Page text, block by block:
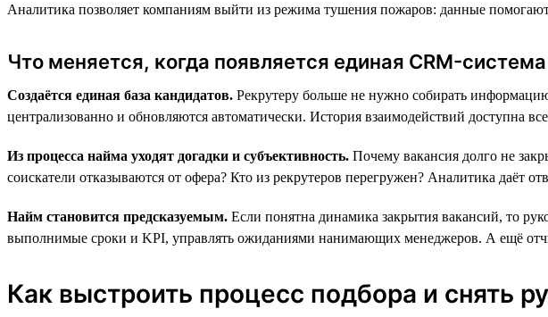
Аналитика позволяет компаниям выйти из режима тушения пожаров: данные помогают
Что меняется, когда появляется единая CRM-
Создаётся единая база кандидатов. Рекрутеру больше не нужно собирать
централизованно и обновляются автоматически. История взаимодействий доступна
Из процесса найма уходят догадки и субъективность. Почему вакансия долго не
соискатели отказываются от офера? Кто из рекрутеров перегружен? Аналитика даёт
Найм становится предсказуемым. Если понятна динамика закрытия вакансий, то
выполнимые сроки и KPI, управлять ожиданиями нанимающих менеджеров. А ещё
Как выстроить процесс подбора и снять